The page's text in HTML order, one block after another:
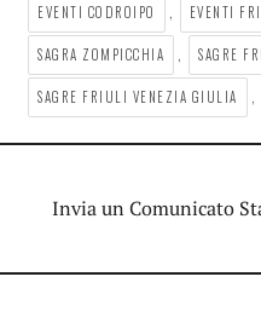
EVENTI CODROIPO EVENTI
SAGRA ZOMPICCHIA SAGRE
SAGRE FRIULI VENEZIA GIULIA
Invia un Comunicato